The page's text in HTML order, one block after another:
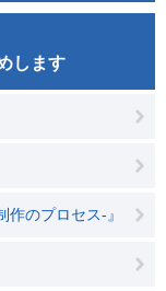
します
のプロセス‐』